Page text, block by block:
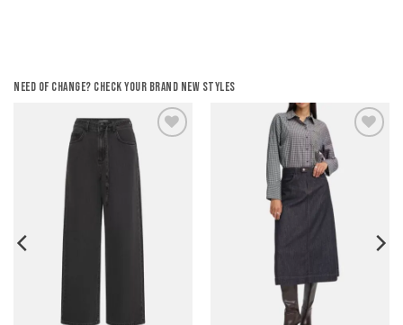
Need of change? Check your brand new styles